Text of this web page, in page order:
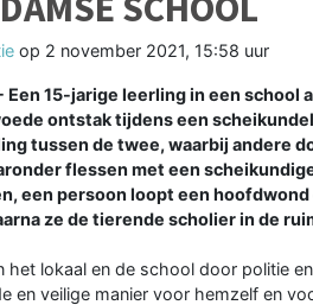
op 2 november 2021, 15:58 uur
Een 15-jarige leerling in een
ontstak tijdens een
tussen de twee, waarbij andere
flessen met een
een persoon loopt een
ze de tierende scholier in de
het lokaal en de school door politie
en veilige manier voor hemzelf en